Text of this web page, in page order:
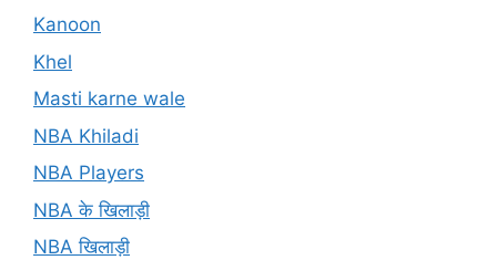
Kanoon
Khel
Masti karne wale
NBA Khiladi
NBA Players
NBA के खिलाड़ी
NBA खिलाड़ी